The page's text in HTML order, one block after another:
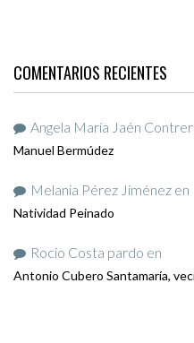
COMENTARIOS RECIENTES
Angela María Jaén
Manuel Bermúdez
Melania Pérez Jiménez en
Natividad Peinado
Rocio Costa pardo en
Antonio Cubero Santamaría,